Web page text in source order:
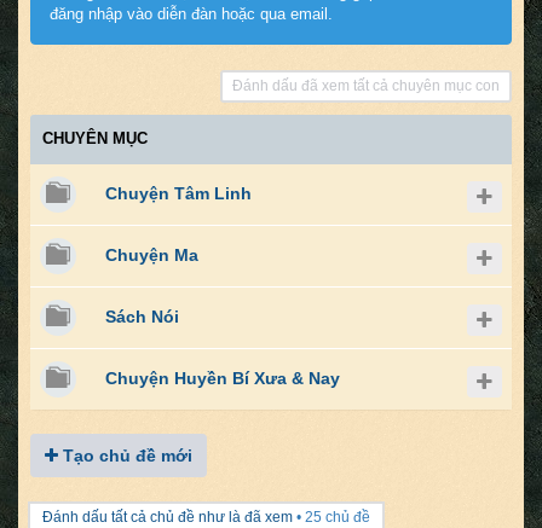
đăng nhập vào diễn đàn hoặc qua email.
Đánh dấu đã xem tất cả chuyên mục con
CHUYÊN MỤC
Chuyện Tâm Linh
Chuyện Ma
Sách Nói
Chuyện Huyền Bí Xưa & Nay
Tạo chủ đề mới
Đánh dấu tất cả chủ đề như là đã xem • 25 chủ đề